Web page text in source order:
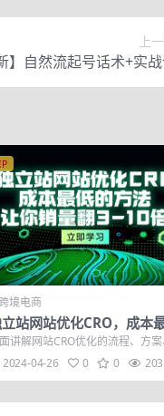
上
】​自然流起号话术+实
境电商
站网站优化CRO，成本
法，让你销量翻3-10倍
）
讲解网站CRO优化的流程、方案
步骤和使用工具，助力企业帮助
倍 什...
2024-04-26 0 0 203